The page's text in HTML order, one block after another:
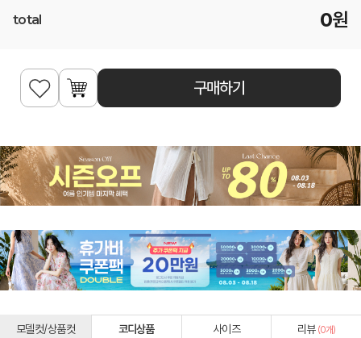
total 0원
구매하기
모델컷/상품컷 코디상품 사이즈 리뷰 (0개)